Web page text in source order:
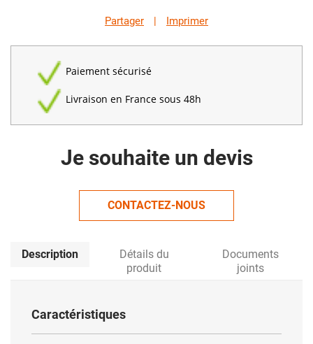
Partager | Imprimer
Paiement sécurisé
Livraison en France sous 48h
Je souhaite un devis
CONTACTEZ-NOUS
Description
Détails du
produit
Documents
joints
Caractéristiques